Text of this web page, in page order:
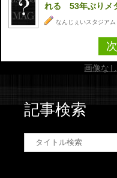
れる 53年ぶりメ
なんじぇいスタジアム
画像な
記事検索